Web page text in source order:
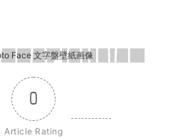
0
Article Rating